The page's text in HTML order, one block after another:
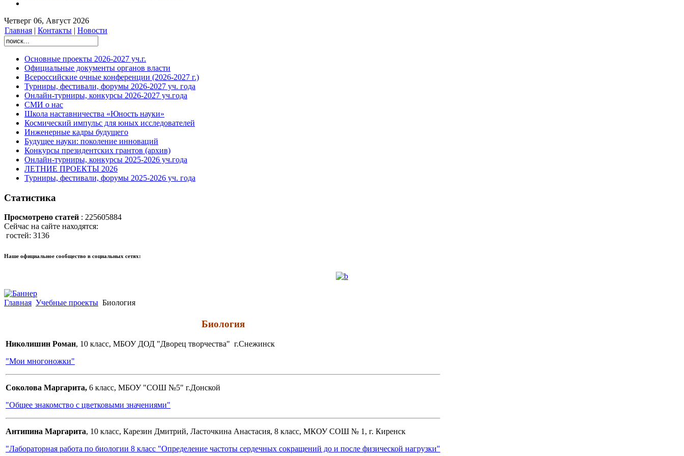
Четверг 06, Август 2026
Главная | Контакты | Новости
Основные проекты 2026-2027 уч.г.
Официальные документы органов власти
Всероссийские очные конференции (2026-2027 г.)
Турниры, фестивали, форумы 2026-2027 уч. года
Онлайн-турниры, конкурсы 2026-2027 уч.года
СМИ о нас
Школа наставничества «Юность науки»
Космический импульс для юных исследователей
Инженерные кадры будущего
Будущее науки: поколение инноваций
Конкурсы президентских грантов (архив)
Онлайн-турниры, конкурсы 2025-2026 уч.года
ЛЕТНИЕ ПРОЕКТЫ 2026
Турниры, фестивали, форумы 2025-2026 уч. года
Статистика
Просмотрено статей : 225605884
Сейчас на сайте находятся:
гостей: 3136
Наше официальное сообщество в социальных сетях:
Главная Учебные проекты Биология
Биология
Николишин Роман, 10 класс, МБОУ ДОД "Дворец творчества" г.Снежинск
"Мои многоножки"
Соколова Маргарита, 6 класс, МБОУ "СОШ №5" г.Донской
"Общее знакомство с цветковыми значениями"
Антипина Маргарита, 10 класс, Карезин Дмитрий, Ласточкина Анастасия, 8 класс, МКОУ СОШ № 1, г. Киренск
"Лабораторная работа по биологии 8 класс "Определение частоты сердечных сокращений до и после физической нагрузки"